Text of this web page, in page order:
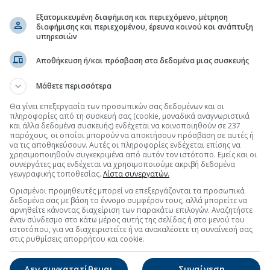
Μάιος
3
Είναι
ΣΚ που
Τα
10
Τι
Εξατομικευμένη διαφήμιση και περιεχόμενο, μέτρηση
διαφήμισης και περιεχομένου, έρευνα κοινού και ανάπτυξη
υπηρεσιών
Αποθήκευση ή/και πρόσβαση στα δεδομένα μιας συσκευής
Μάθετε περισσότερα
Θα γίνει επεξεργασία των προσωπικών σας δεδομένων και οι
πληροφορίες από τη συσκευή σας (cookie, μοναδικά αναγνωριστικά
και άλλα δεδομένα συσκευής) ενδέχεται να κοινοποιηθούν σε 237
παρόχους, οι οποίοι μπορούν να αποκτήσουν πρόσβαση σε αυτές ή
να τις αποθηκεύσουν. Αυτές οι πληροφορίες ενδέχεται επίσης να
χρησιμοποιηθούν συγκεκριμένα από αυτόν τον ιστότοπο. Εμείς και οι
συνεργάτες μας ενδέχεται να χρησιμοποιούμε ακριβή δεδομένα
γεωγραφικής τοποθεσίας. Λίστα συνεργατών.
Ορισμένοι προμηθευτές μπορεί να επεξεργάζονται τα προσωπικά
δεδομένα σας με βάση το έννομο συμφέρον τους, αλλά μπορείτε να
αρνηθείτε κάνοντας διαχείριση των παρακάτω επιλογών. Αναζητήστε
έναν σύνδεσμο στο κάτω μέρος αυτής της σελίδας ή στο μενού του
ιστοτόπου, για να διαχειριστείτε ή να ανακαλέσετε τη συναίνεσή σας
στις ρυθμίσεις απορρήτου και cookie.